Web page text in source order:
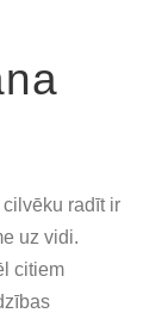
radīt ir
uz vidi.
citiem